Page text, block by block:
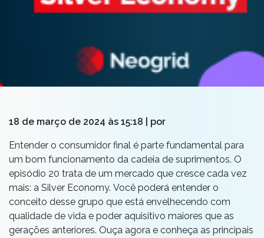
18 de março de 2024 às 15:18 | por
Entender o consumidor final é parte fundamental para
um bom funcionamento da cadeia de suprimentos. O
episódio 20 trata de um mercado que cresce cada vez
mais: a Silver Economy. Você poderá entender o
conceito desse grupo que está envelhecendo com
qualidade de vida e poder aquisitivo maiores que as
gerações anteriores. Ouça agora e conheça as principais